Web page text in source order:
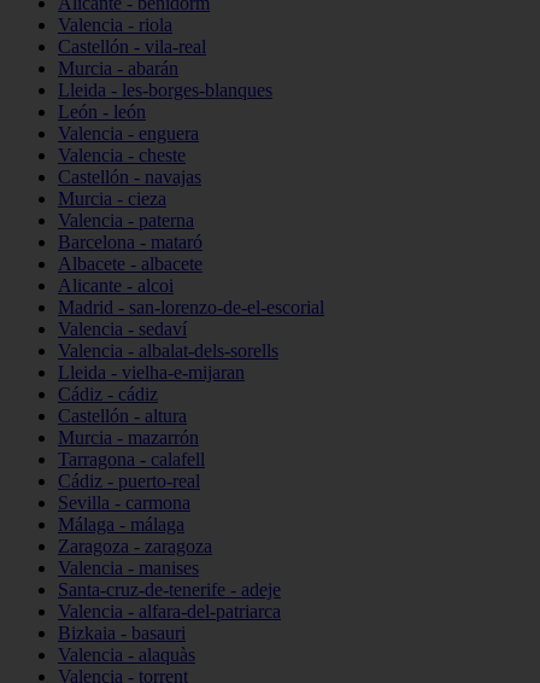
Valencia - riola
Castellón - vila-real
Murcia - abarán
Lleida - les-borges-blanques
León - león
Valencia - enguera
Valencia - cheste
Castellón - navajas
Murcia - cieza
Valencia - paterna
Barcelona - mataró
Albacete - albacete
Alicante - alcoi
Madrid - san-lorenzo-de-el-escorial
Valencia - sedaví
Valencia - albalat-dels-sorells
Lleida - vielha-e-mijaran
Cádiz - cádiz
Castellón - altura
Murcia - mazarrón
Tarragona - calafell
Cádiz - puerto-real
Sevilla - carmona
Málaga - málaga
Zaragoza - zaragoza
Valencia - manises
Santa-cruz-de-tenerife - adeje
Valencia - alfara-del-patriarca
Bizkaia - basauri
Valencia - alaquàs
Valencia - torrent